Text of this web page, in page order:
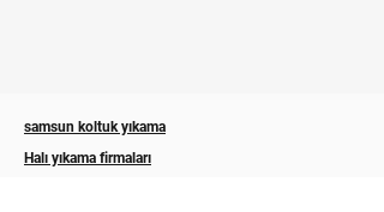
samsun koltuk yıkama
Halı yıkama firmaları